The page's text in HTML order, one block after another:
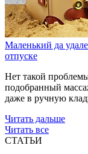
Маленький да
отпуске
Нет такой
подобранный
даже в ручную
Читать дальше
Читать все
СТАТЬИ